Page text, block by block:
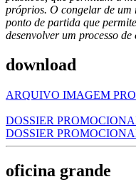
próprios. O congelar de um
ponto de partida que
desenvolver um processo
download
ARQUIVO IMAGEM
DOSSIER
DOSSIER
oficina grande